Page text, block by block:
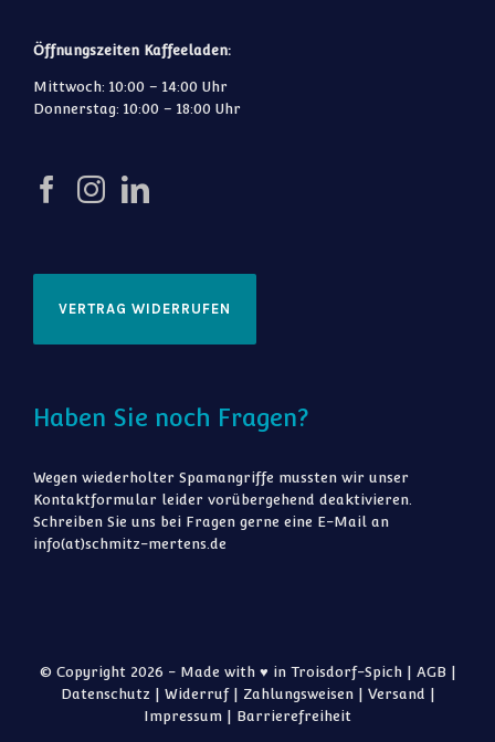
Öffnungszeiten Kaffeeladen:
Mittwoch: 10:00 – 14:00 Uhr
Donnerstag: 10:00 – 18:00 Uhr
VERTRAG WIDERRUFEN
Haben Sie noch Fragen?
Wegen wiederholter Spamangriffe mussten wir unser
Kontaktformular leider vorübergehend deaktivieren.
Schreiben Sie uns bei Fragen gerne eine E-Mail an
info(at)schmitz-mertens.de
© Copyright 2026 - Made with ♥ in Troisdorf-Spich | AGB
Datenschutz
Widerruf| Zahlungsweisen| Versand
Impressum
Barrierefreiheit